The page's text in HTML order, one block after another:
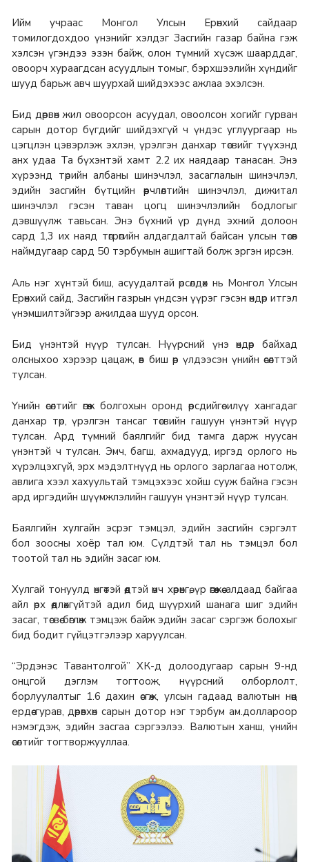
Ийм учраас Монгол Улсын Ерөнхий сайдаар
томилогдохдоо үнэнийг хэлдэг Засгийн газар байна гэж
хэлсэн үгэндээ эзэн байж, олон түмний хүсэж шаарддаг,
овоорч хураагдсан асуудлын томыг, бэрхшээлийн хүндийг
шууд барьж авч шуурхай шийдэхээс ажлаа эхэлсэн.
Бид дөрвөн жил овоорсон асуудал, овоолсон хогийг гурван
сарын дотор бүгдийг шийдэхгүй ч үндэс углуургаар нь
цэгцлэн цэвэрлэж эхлэн, үрэлгэн данхар төсвийг түүхэнд
анх удаа Та бүхэнтэй хамт 2.2 их наядаар танасан. Энэ
хүрээнд төрийн албаны шинэчлэл, засаглалын шинэчлэл,
эдийн засгийн бүтцийн өөрчлөлтийн шинэчлэл, дижитал
шинэчлэл гэсэн таван цогц шинэчлэлийн бодлогыг
дэвшүүлж тавьсан. Энэ бүхний үр дүнд эхний долоон
сард 1,3 их наяд төгрөгийн алдагдалтай байсан улсын төсөв
наймдугаар сард 50 тэрбумын ашигтай болж эргэн ирсэн.
Аль нэг хүнтэй биш, асуудалтай өрсөлдөх нь Монгол Улсын
Ерөнхий сайд, Засгийн газрын үндсэн үүрэг гэсэн өндөр итгэл
үнэмшилтэйгээр ажилдаа шууд орсон.
Бид үнэнтэй нүүр тулсан. Нүүрсний үнэ өндөр байхад
олсныхоо хэрээр цацаж, өв биш өр үлдээсэн үнийн өсөлттэй
тулсан.
Үнийн өсөлтийг өгөөж болгохын оронд өөрсдийгөө илүү хангадаг
данхар төр, үрэлгэн тансаг төсвийн гашуун үнэнтэй нүүр
тулсан. Ард түмний баялгийг бид тамга дарж нуусан
үнэнтэй ч тулсан. Эмч, багш, ахмадууд, иргэд орлого нь
хүрэлцэхгүй, эрх мэдэлтнүүд нь орлого зарлагаа нотолж,
авлига хээл хахуультай тэмцэхээс хойш сууж байна гэсэн
ард иргэдийн шүүмжлэлийн гашуун үнэнтэй нүүр тулсан.
Баялгийн хулгайн эсрэг тэмцэл, эдийн засгийн сэргэлт
бол зоосны хоёр тал юм. Сүлдтэй тал нь тэмцэл бол
тоотой тал нь эдийн засаг юм.
Хулгай тонуулд өнгөтэй өөдтэй өмч хөрөнгө, үр өгөөжөө алдаад байгаа
айл өрх өөдлөхгүйтэй адил бид шүүрхий шанага шиг эдийн
засаг, төсвөө бөглөж тэмцэж байж эдийн засаг сэргэж болохыг
бид бодит гүйцэтгэлээр харуулсан.
“Эрдэнэс Тавантолгой” ХК-д долоодугаар сарын 9-нд
онцгой дэглэм тогтоож, нүүрсний олборлолт,
борлуулалтыг 1.6 дахин өсгөж, улсын гадаад валютын нөөц
ердөө гурав, дөрөвхөн сарын дотор нэг тэрбум ам.доллароор
нэмэгдэж, эдийн засгаа сэргээлээ. Валютын ханш, үнийн
өсөлтийг тогтворжууллаа.